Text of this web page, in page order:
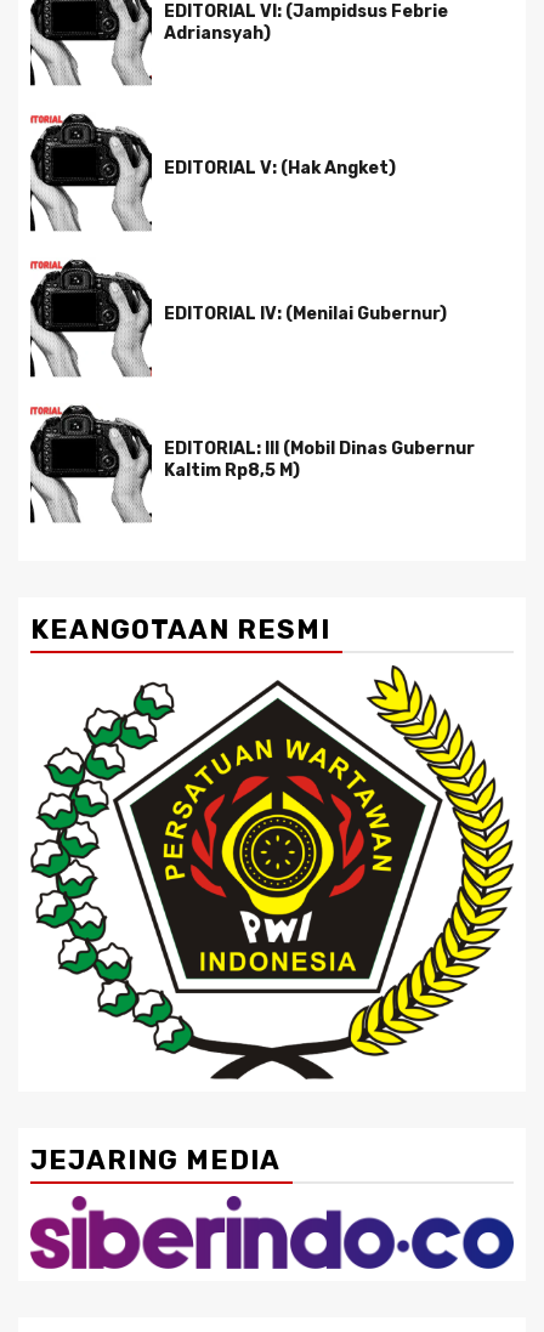
EDITORIAL VI: (Jampidsus Febrie
Adriansyah)
EDITORIAL V: (Hak Angket)
EDITORIAL IV: (Menilai Gubernur)
EDITORIAL: III (Mobil Dinas Gubernur
Kaltim Rp8,5 M)
KEANGOTAAN RESMI
JEJARING MEDIA